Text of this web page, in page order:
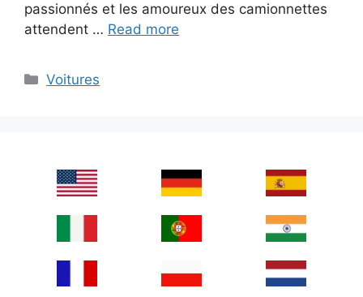
passionnés et les amoureux des camionnettes
attendent … Read more
Categories
Voitures